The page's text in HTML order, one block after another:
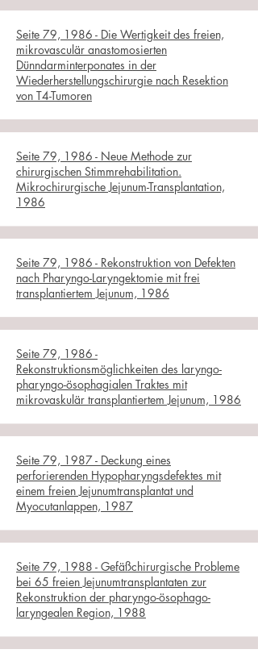
Seite 79, 1986 - Die Wertigkeit des freien,
mikrovasculär anastomosierten
Dünndarminterponates in der
Wiederherstellungschirurgie nach Resektion
von T4-Tumoren
Seite 79, 1986 - Neue Methode zur
chirurgischen Stimmrehabilitation.
Mikrochirurgische Jejunum-Transplantation,
1986
Seite 79, 1986 - Rekonstruktion von Defekten
nach Pharyngo-Laryngektomie mit frei
transplantiertem Jejunum, 1986
Seite 79, 1986 -
Rekonstruktionsmöglichkeiten des laryngo-
pharyngo-ösophagialen Traktes mit
mikrovaskulär transplantiertem Jejunum, 1986
Seite 79, 1987 - Deckung eines
perforierenden Hypopharyngsdefektes mit
einem freien Jejunumtransplantat und
Myocutanlappen, 1987
Seite 79, 1988 - Gefäßchirurgische Probleme
bei 65 freien Jejunumtransplantaten zur
Rekonstruktion der pharyngo-ösophago-
laryngealen Region, 1988